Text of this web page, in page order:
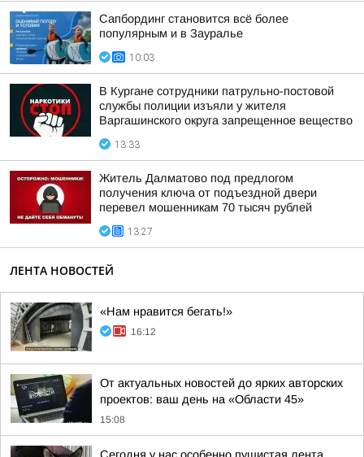
Сапбординг становится всё более
популярным и в Зауралье
10:03
В Кургане сотрудники патрульно-постовой
службы полиции изъяли у жителя
Варгашинского округа запрещенное вещество
13:33
Житель Далматово под предлогом
получения ключа от подъездной двери
перевел мошенникам 70 тысяч рублей
13:27
ЛЕНТА НОВОСТЕЙ
«Нам нравится бегать!»
16:12
От актуальных новостей до ярких авторских
проектов: ваш день на «Области 45»
15:08